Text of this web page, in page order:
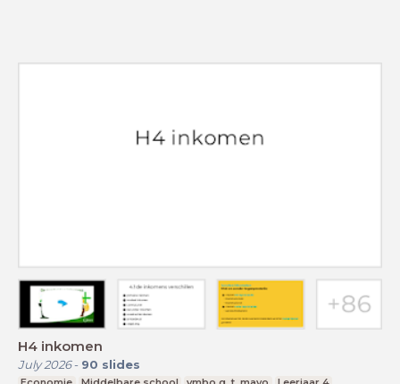
H4 inkomen
July 2026- 90 slides